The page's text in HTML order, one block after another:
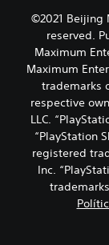
©2021 Beijing
reserved.
Maximum
Maximum
trademarks
respective
LLC.
“PlayStation
registered
Inc.